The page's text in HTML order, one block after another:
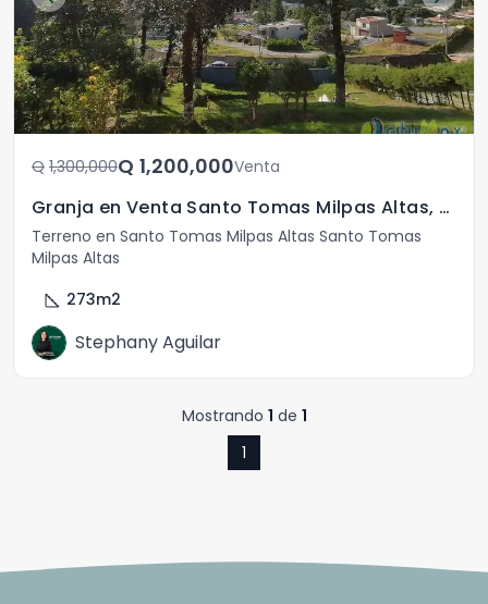
Q	1,300,000 Q	1,200,000Venta
Granja en Venta Santo Tomas Milpas Altas, Sacatepequez
Terreno en Santo Tomas Milpas Altas Santo Tomas
Milpas Altas
square_foot 273m2
Stephany Aguilar
Mostrando 1 de 1
1